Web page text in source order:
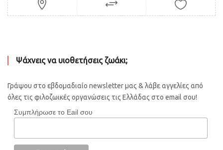
Ψάχνεις να υιοθετήσεις ζωάκι;
Γράψου στο εβδομαδιαίο newsletter μας & λάβε αγγελίες από
όλες τις φιλοζωικές οργανώσεις τις Ελλάδας στο email σου!
Συμπλήρωσε το Eail σου